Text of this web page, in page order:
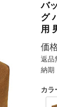
バ
グ
用
価
返品
納期
カラ